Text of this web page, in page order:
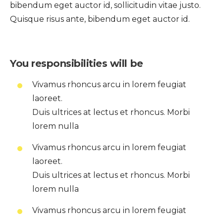
bibendum eget auctor id, sollicitudin vitae justo.
Quisque risus ante, bibendum eget auctor id.
You responsibilities will be
Vivamus rhoncus arcu in lorem feugiat
laoreet.
Duis ultrices at lectus et rhoncus. Morbi
lorem nulla
Vivamus rhoncus arcu in lorem feugiat
laoreet.
Duis ultrices at lectus et rhoncus. Morbi
lorem nulla
Vivamus rhoncus arcu in lorem feugiat